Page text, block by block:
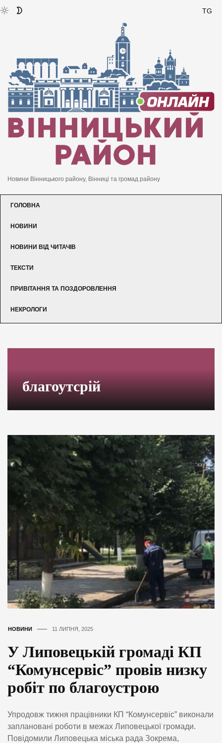
TG
Новини Вінницького району, Вінниці та громад району
ГОЛОВНА
НОВИНИ
НОВИНИ ВІД ЧИТАЧІВ
ТЕКСТИ
ПРИВІТАННЯ ТА ПОЗДОРОВЛЕННЯ
НЕКРОЛОГИ
благоутсрій
НОВИНИ 11 ЛИПНЯ, 2025
У Липовецькій громаді КП
“Комунсервіс” провів низку
робіт по благоустрою
Упродовж тижня працівники КП “Комунсервіс” виконали
заплановані роботи в межах Липовецької громади.
Повідомили Липовецька міська рада Зокрема,